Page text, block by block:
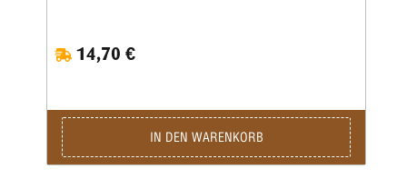
14,70 €
IN DEN WARENKORB